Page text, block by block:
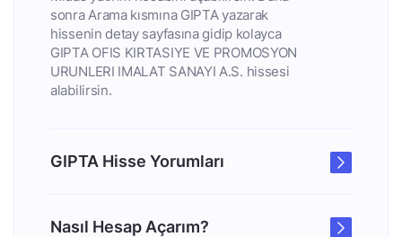
sonra Arama kısmına GIPTA yazarak
hissenin detay sayfasına gidip kolayca
GIPTA OFIS KIRTASIYE VE PROMOSYON
URUNLERI IMALAT SANAYI A.S. hissesi
alabilirsin.
GIPTA Hisse Yorumları
Nasıl Hesap Açarım?